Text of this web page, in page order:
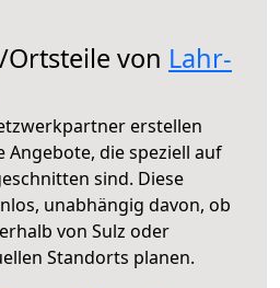
von Lahr-
erstellen
die speziell auf
sind. Diese
unabhängig davon, ob
von Sulz oder
Standorts planen.